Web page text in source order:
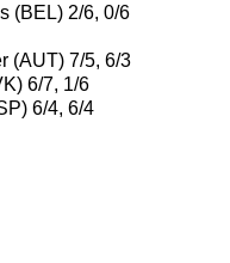
(BEL) 2/6, 0/6
(AUT) 7/5, 6/3
6/7, 1/6
6/4, 6/4